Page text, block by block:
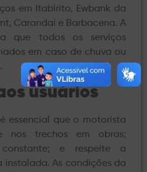
em Itabirito, Ewbank da
Carandaí e Barbacena. A
que todos os serviços
em caso de chuva ou
usuários
essencial que o motorista
nos trechos em obras;
e respeite a
instalada. As condições da